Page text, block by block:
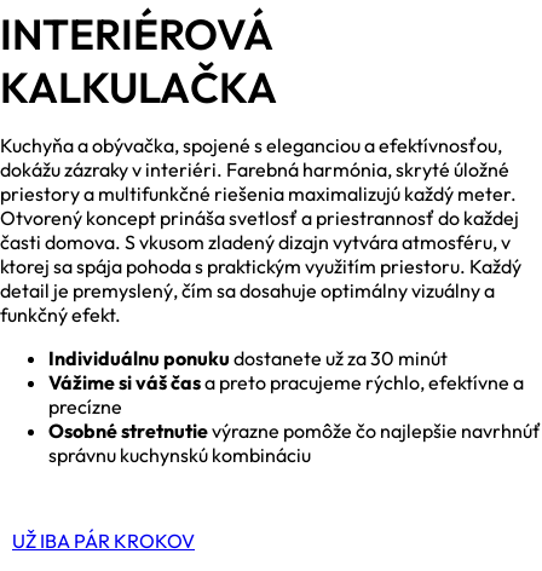
INTERIÉROVÁ
KALKULAČKA
Kuchyňa a obývačka, spojené s eleganciou a efektívnosťou,
dokážu zázraky v interiéri. Farebná harmónia, skryté úložné
priestory a multifunkčné riešenia maximalizujú každý meter.
Otvorený koncept prináša svetlosť a priestrannosť do každej
časti domova. S vkusom zladený dizajn vytvára atmosféru, v
ktorej sa spája pohoda s praktickým využitím priestoru. Každý
detail je premyslený, čím sa dosahuje optimálny vizuálny a
funkčný efekt.
Individuálnu ponuku dostanete už za 30 minút
Vážime si váš časa preto pracujeme rýchlo, efektívne a
precízne
Osobné stretnutievýrazne pomôže čo najlepšie navrhnúť
správnu kuchynskú kombináciu
UŽ IBA PÁR KROKOV